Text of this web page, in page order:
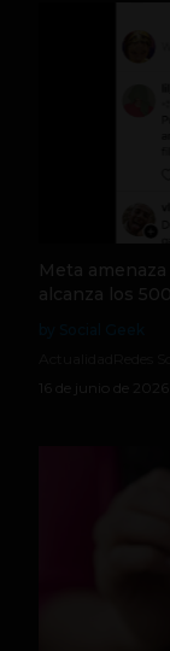
Meta
alcanza los
16 de junio de 2026